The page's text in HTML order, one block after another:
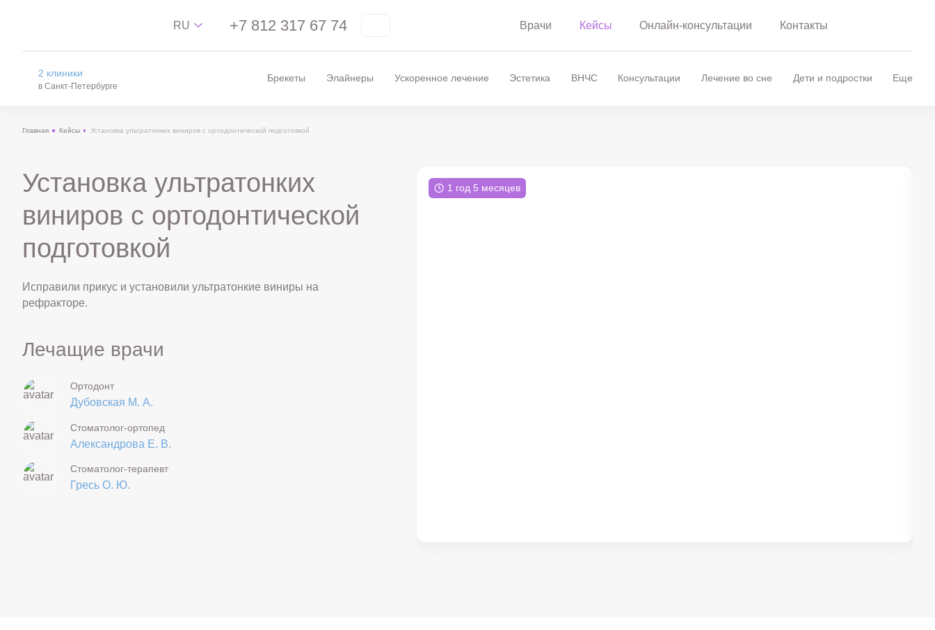
RU
中文
+7 812 317 67 74 Врачи Кейсы Онлайн-консультации Контакты
2 клиники
в Санкт-Петербурге
м. Чкаловская, Спортивная, ул. Лизы
Чайкиной, 4/12
Брекеты Элайнеры Ускоренное лечение Эстетика ВНЧС Консультации Лечение во сне Дети и подростки Еще
Главная Кейсы Установка ультратонких виниров с ортодонтической подготовкой
Установка ультратонких
виниров с ортодонтической
подготовкой
Исправили прикус и установили ультратонкие виниры на
рефракторе.
Лечащие врачи
Ортодонт
Дубовская М. А.
Стоматолог-ортопед
Александрова Е. В.
Стоматолог-терапевт
Гресь О. Ю.
1 год 5 месяцев